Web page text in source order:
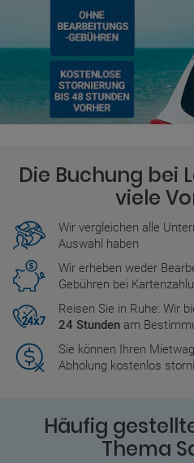
Die Buchung bei
viele
Wir vergleichen alle
Auswahl haben
Wir erheben weder
Gebühren bei
Reisen Sie in Ruhe: Wir
24 Stunden am
Sie können Ihren
Abholung kostenlos
Häufig
Thema